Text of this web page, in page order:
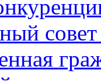
совет